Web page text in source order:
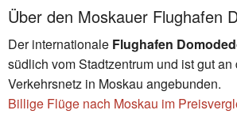
Über den Moskauer Flughafen
Der internationale Flughafen
südlich vom Stadtzentrum und ist gut
Verkehrsnetz in Moskau angebunden.
Billige Flüge nach Moskau im